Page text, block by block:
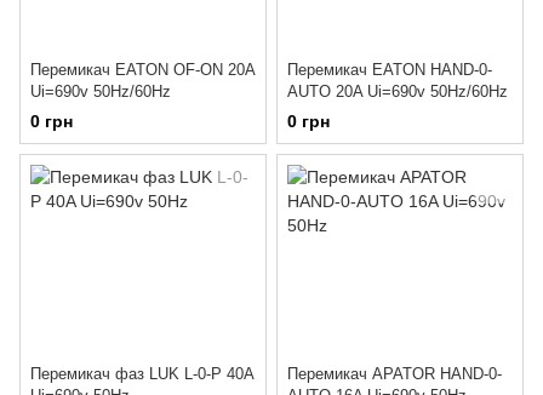
Перемикач EATON OF-ON 20A
Ui=690v 50Hz/60Hz
0 грн
Перемикач EATON HAND-0-
AUTO 20A Ui=690v 50Hz/60Hz
0 грн
Перемикач фаз LUK L-0-P 40A
Перемикач APATOR HAND-0-